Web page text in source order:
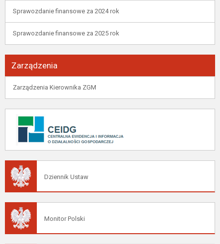
Sprawozdanie finansowe za 2024 rok
Sprawozdanie finansowe za 2025 rok
Zarządzenia
Zarządzenia Kierownika ZGM
Dziennik Ustaw
Monitor Polski